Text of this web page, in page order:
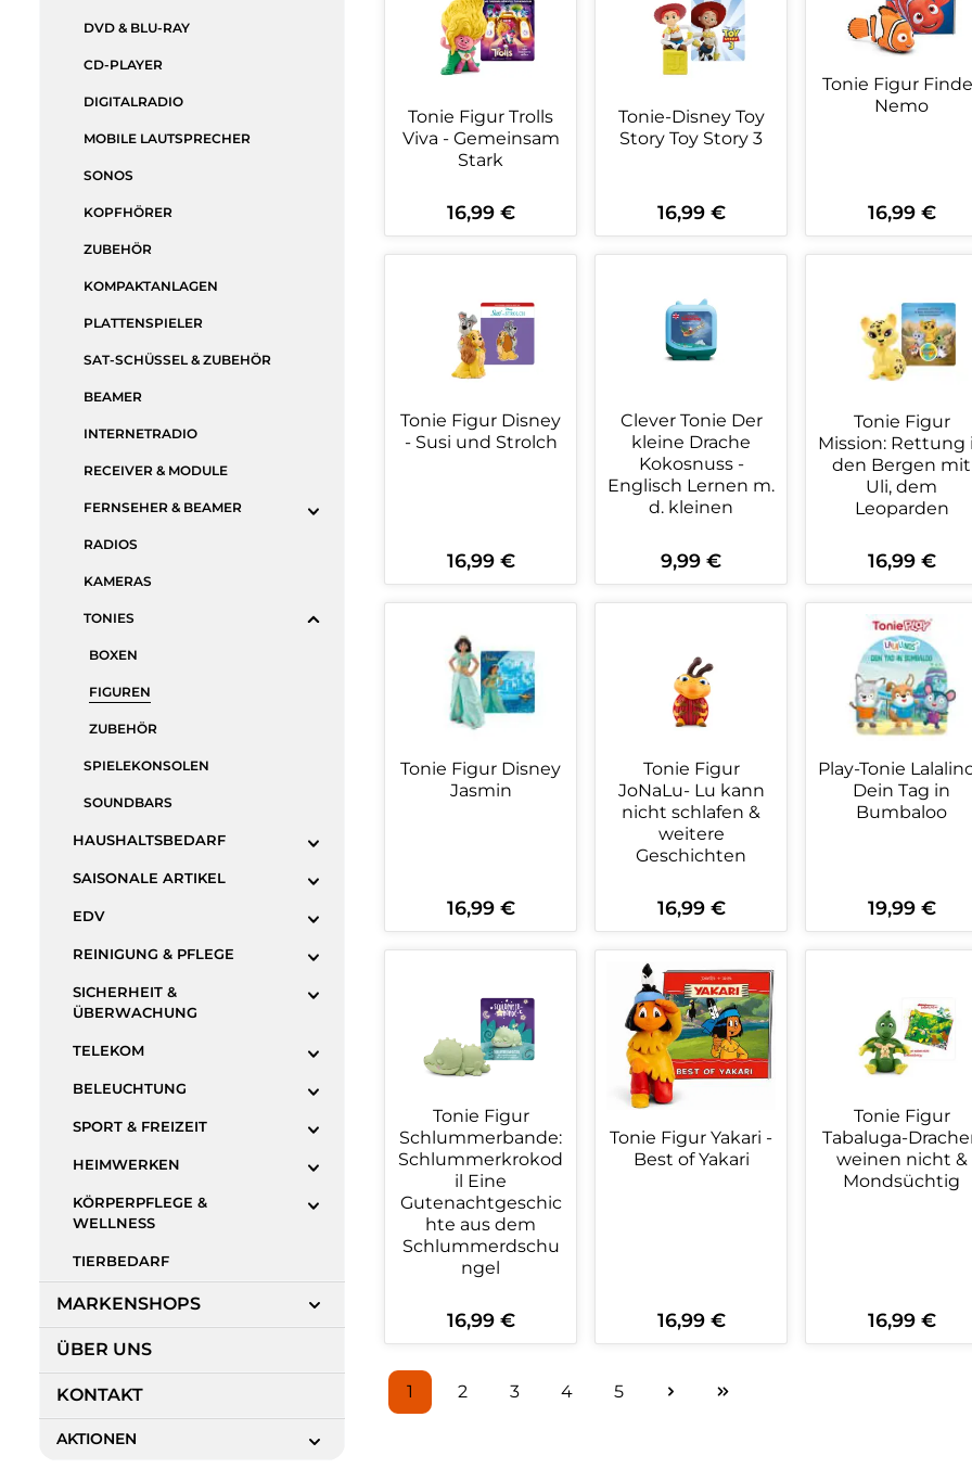
DVD & BLU-RAY
CD-PLAYER
DIGITALRADIO
MOBILE LAUTSPRECHER
SONOS
KOPFHÖRER
ZUBEHÖR
KOMPAKTANLAGEN
PLATTENSPIELER
SAT-SCHÜSSEL & ZUBEHÖR
BEAMER
INTERNETRADIO
RECEIVER & MODULE
FERNSEHER & BEAMER
RADIOS
KAMERAS
TONIES
BOXEN
FIGUREN
ZUBEHÖR
SPIELEKONSOLEN
SOUNDBARS
HAUSHALTSBEDARF
SAISONALE ARTIKEL
EDV
REINIGUNG & PFLEGE
SICHERHEIT &
ÜBERWACHUNG
TELEKOM
BELEUCHTUNG
SPORT & FREIZEIT
HEIMWERKEN
KÖRPERPFLEGE &
WELLNESS
TIERBEDARF
MARKENSHOPS
ÜBER UNS
KONTAKT
AKTIONEN
Tonie Figur Trolls
Viva - Gemeinsam
Stark
Regulärer Preis:
16,99 €
Tonie-Disney Toy
Story Toy Story 3
Regulärer Preis:
16,99 €
Tonie Figur
Nemo
Regulärer Preis:
16,99 €
Tonie Figur Disney
- Susi und Strolch
Regulärer Preis:
16,99 €
Produkt Anzahl: Gib den gewünschten
Clever Tonie Der
kleine Drache
Kokosnuss -
Englisch Lernen m.
d. kleinen
Regulärer Preis:
9,99 €
Produkt Anzahl: Gib den
Tonie Figur
Mission: Rettung
den Bergen mit
Uli, dem
Leoparden
Regulärer Preis:
16,99 €
Produkt
Tonie Figur Disney
Jasmin
Regulärer Preis:
16,99 €
Produkt Anzahl: Gib den gewünschten
Tonie Figur
JoNaLu- Lu kann
nicht schlafen &
weitere
Geschichten
Regulärer Preis:
16,99 €
Produkt Anzahl: Gib den
Play-Tonie
Dein Tag in
Bumbaloo
Regulärer Preis:
19,99 €
Produkt
Tonie Figur
Schlummerbande:
Schlummerkrokod
il Eine
Gutenachtgeschic
hte aus dem
Schlummerdschu
ngel
Regulärer Preis:
16,99 €
Produkt Anzahl: Gib den gewünschten
Tonie Figur Yakari -
Best of Yakari
Regulärer Preis:
16,99 €
Produkt Anzahl: Gib den
Tonie Figur
Tabaluga-
weinen nicht &
Mondsüchtig
Regulärer Preis:
16,99 €
Seite
1
Seite
2
Seite
3
Seite
4
Seite
5